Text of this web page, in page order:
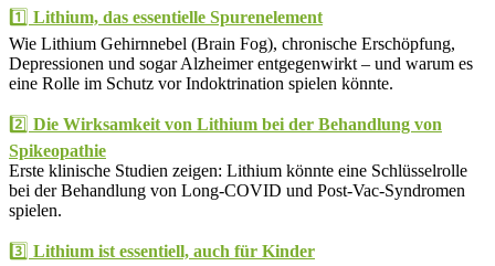
1️⃣ Lithium, das essentielle Spurenelement
Wie Lithium Gehirnnebel (Brain Fog), chronische Erschöpfung,
Depressionen und sogar Alzheimer entgegenwirkt – und warum es
eine Rolle im Schutz vor Indoktrination spielen könnte.
2️⃣ Die Wirksamkeit von Lithium bei der Behandlung von
Spikeopathie
Erste klinische Studien zeigen: Lithium könnte eine Schlüsselrolle
bei der Behandlung von Long-COVID und Post-Vac-Syndromen
spielen.
3️⃣ Lithium ist essentiell, auch für Kinder